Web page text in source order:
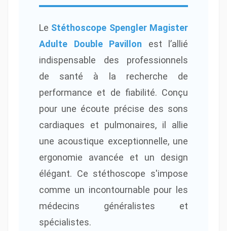
Le Stéthoscope Spengler Magister
Adulte Double Pavillon est l’allié
indispensable des professionnels
de santé à la recherche de
performance et de fiabilité. Conçu
pour une écoute précise des sons
cardiaques et pulmonaires, il allie
une acoustique exceptionnelle, une
ergonomie avancée et un design
élégant. Ce stéthoscope s'impose
comme un incontournable pour les
médecins généralistes et
spécialistes.